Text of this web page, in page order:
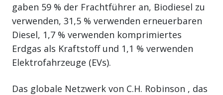
gaben 59 % der Frachtführer an, Biodiesel zu
verwenden, 31,5 % verwenden erneuerbaren
Diesel, 1,7 % verwenden komprimiertes
Erdgas als Kraftstoff und 1,1 % verwenden
Elektrofahrzeuge (EVs).
Das globale Netzwerk von C.H. Robinson , das